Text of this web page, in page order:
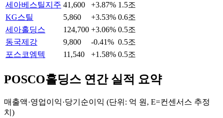
세아베스틸지주 41,600 +3.87% 1.5조
KG스틸
5,860 +3.53% 0.6조
세아홀딩스
124,700 +3.06% 0.5조
동국제강
9,800 -0.41% 0.5조
포스코엠텍
11,540 +1.58% 0.5조
POSCO홀딩스 연간 실적 요약
매출액·영업이익·당기순이익 (단위: 억 원, E=컨센서스 추정
치)